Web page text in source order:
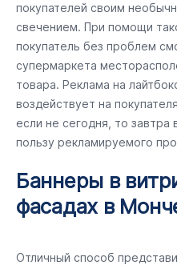
покупателей своим
свечением. При помощи
покупатель без проблем
супермаркета
товара. Реклама на
воздействует на
если не сегодня, то
пользу рекламируемого
Баннеры в
фасадах в
Отличный способ